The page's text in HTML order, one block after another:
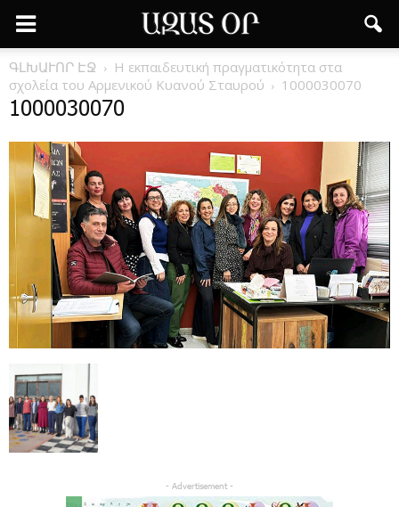
ԳԼԽԱՒՈՐ ԷՋ
Η εκπαιδευτική πραγματικότητα στα
σχολεία του Αρμενικού Κυανού Σταυρού
1000030070
1000030070
- Advertisement -